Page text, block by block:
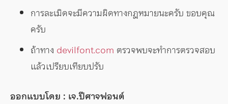
การละเมิดจะมีความผิดทางกฎหมายนะครับ ขอบคุณ
ครับ
ถ้าทาง devilfont.com ตรวจพบจะทำการตรวจสอบ
แล้วเปรียบเทียบปรับ
ออกแบบโดย : เจ.ปีศาจฟอนต์